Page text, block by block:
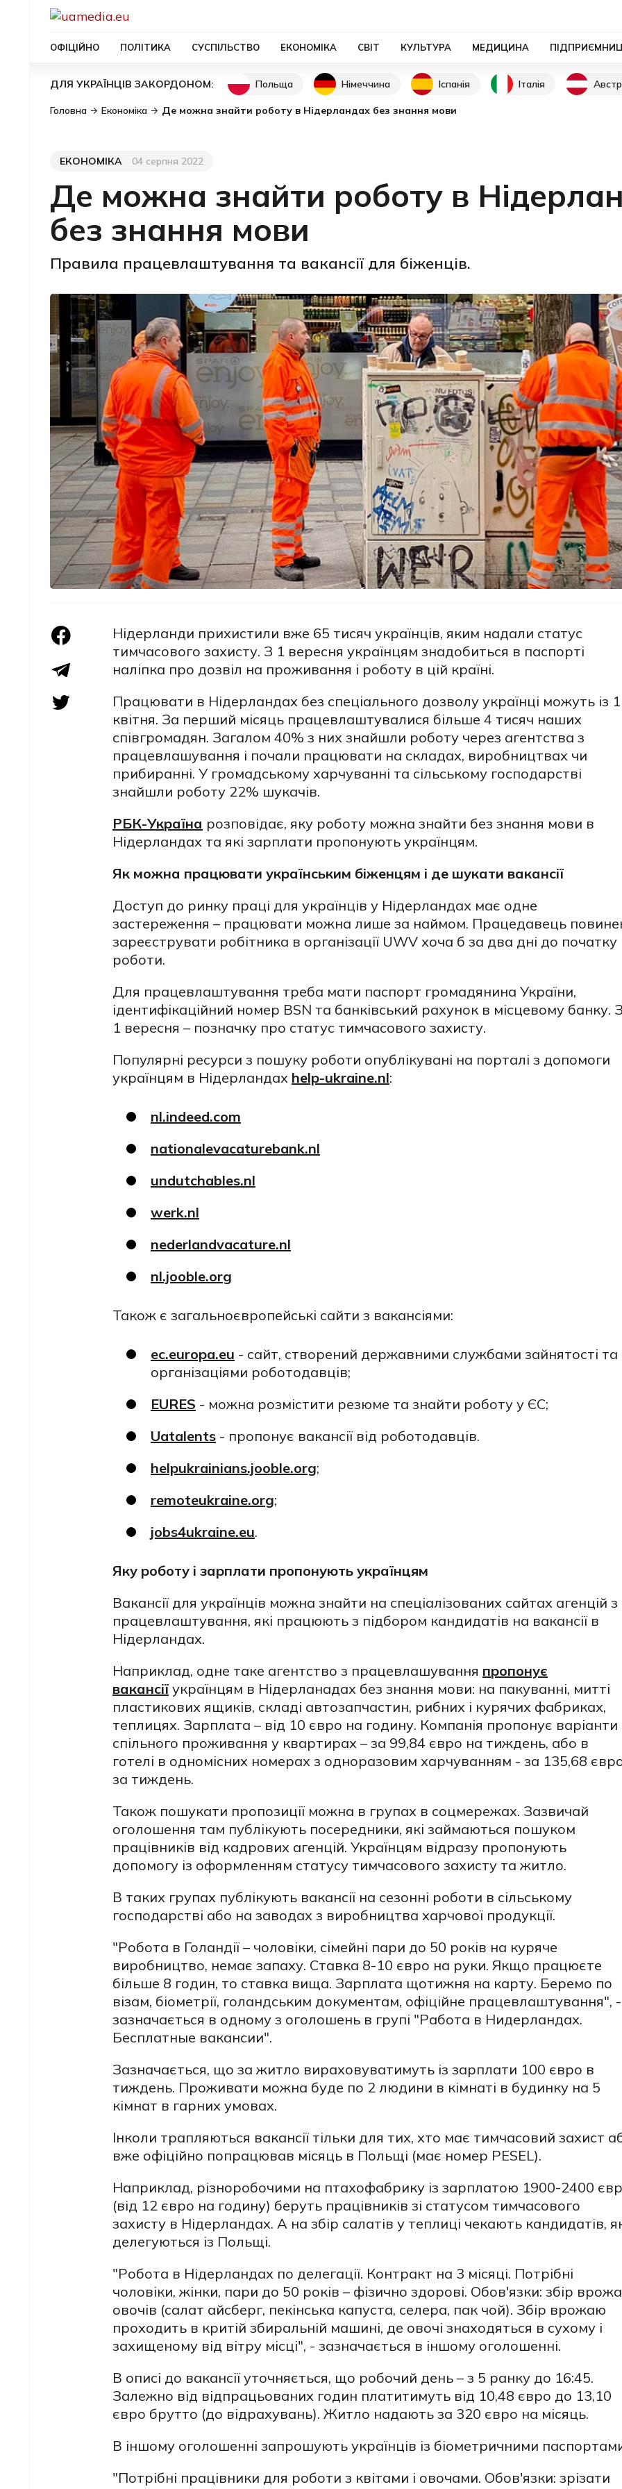
ОФІЦІЙНО ПОЛІТИКА СУСПІЛЬСТВО ЕКОНОМІКА СВІТ КУЛЬТУРА МЕДИЦИНА
ДЛЯ УКРАЇНЦІВ ЗАКОРДОНОМ: Польща Німеччина Іспанія Італія
Головна Економіка Де можна знайти роботу в Нідерландах без знання мови
Категорія
ЕКОНОМІКА
Дата публікації04 серпня 2022
Де можна знайти роботу в
без знання мови
Правила працевлаштування та вакансії для біженців.
Нідерланди прихистили вже 65 тисяч українців, яким надали статус
тимчасового захисту. З 1 вересня українцям знадобиться в паспорті
наліпка про дозвіл на проживання і роботу в цій країні.
Працювати в Нідерландах без спеціального дозволу українці можуть із 1
квітня. За перший місяць працевлаштувалися більше 4 тисяч наших
співгромадян. Загалом 40% з них знайшли роботу через агентства з
працевлашування і почали працювати на складах, виробництвах чи
прибиранні. У громадському харчуванні та сільському господарстві
знайшли роботу 22% шукачів.
РБК-Україна розповідає, яку роботу можна знайти без знання мови в
Нідерландах та які зарплати пропонують українцям.
Як можна працювати українським біженцям і де шукати вакансії
Доступ до ринку праці для українців у Нідерландах має одне
застереження – працювати можна лише за наймом. Працедавець
зареєструвати робітника в організації UWV хоча б за два дні до початку
роботи.
Для працевлаштування треба мати паспорт громадянина України,
ідентифікаційний номер BSN та банківський рахунок в місцевому банку.
1 вересня – позначку про статус тимчасового захисту.
Популярні ресурси з пошуку роботи опублікувані на порталі з допомоги
українцям в Нідерландах help-ukraine.nl:
nl.indeed.com
nationalevacaturebank.nl
undutchables.nl
werk.nl
nederlandvacature.nl
nl.jooble.org
Також є загальноєвропейські сайти з вакансіями:
ec.europa.eu - сайт, створений державними службами зайнятості та
організаціями роботодавців;
EURES - можна розмістити резюме та знайти роботу у ЄС;
Uatalents - пропонує вакансії від роботодавців.
helpukrainians.jooble.org;
remoteukraine.org;
jobs4ukraine.eu.
Яку роботу і зарплати пропонують українцям
Вакансії для українців можна знайти на спеціалізованих сайтах агенцій з
працевлаштування, які працюють з підбором кандидатів на вакансії в
Нідерландах.
Наприклад, одне таке агентство з працевлашування пропонує
вакансії українцям в Нідерланадах без знання мови: на пакуванні, митті
пластикових ящиків, складі автозапчастин, рибних і курячих фабриках,
теплицях. Зарплата – від 10 євро на годину. Компанія пропонує варіанти
спільного проживання у квартирах – за 99,84 євро на тиждень, або в
готелі в одномісних номерах з одноразовим харчуванням - за 135,68
за тиждень.
Також пошукати пропозиції можна в групах в соцмережах. Зазвичай
оголошення там публікують посередники, які займаються пошуком
працівників від кадрових агенцій. Українцям відразу пропонують
допомогу із оформленням статусу тимчасового захисту та житло.
В таких групах публікують вакансії на сезонні роботи в сільському
господарстві або на заводах з виробництва харчової продукції.
"Робота в Голандії – чоловіки, сімейні пари до 50 років на куряче
виробництво, немає запаху. Ставка 8-10 євро на руки. Якщо працюєте
більше 8 годин, то ставка вища. Зарплата щотижня на карту. Беремо по
візам, біометрії, голандським документам, офіційне працевлаштування", -
зазначається в одному з оголошень в групі "Работа в Нидерландах.
Бесплатные вакансии".
Зазначається, що за житло вираховуватимуть із зарплати 100 євро в
тиждень. Проживати можна буде по 2 людини в кімнаті в будинку на 5
кімнат в гарних умовах.
Інколи трапляються вакансії тільки для тих, хто має тимчасовий захист
вже офіційно попрацював місяць в Польщі (має номер PESEL).
Наприклад, різноробочими на птахофабрику із зарплатою 1900-2400
(від 12 євро на годину) беруть працівників зі статусом тимчасового
захисту в Нідерландах. А на збір салатів у теплиці чекають кандидатів,
делегуються із Польщі.
"Робота в Нідерландах по делегації. Контракт на 3 місяці. Потрібні
чоловіки, жінки, пари до 50 років – фізично здорові. Обов'язки: збір
овочів (салат айсберг, пекінська капуста, селера, пак чой). Збір врожаю
проходить в критій збиральній машині, де овочі знаходяться в сухому і
захищеному від вітру місці", - зазначається в іншому оголошенні.
В описі до вакансії уточняється, що робочий день – з 5 ранку до 16:45.
Залежно від відпрацьованих годин платитимуть від 10,48 євро до 13,10
євро брутто (до відрахувань). Житло надають за 320 євро на місяць.
В іншому оголошенні запрошують українців із біометричними
"Потрібні працівники для роботи з квітами і овочами. Обов'язки: зрізати